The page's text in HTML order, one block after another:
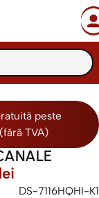
cu lentila fixa
peste
TVA)
lei
DS-7116HQHI-K1